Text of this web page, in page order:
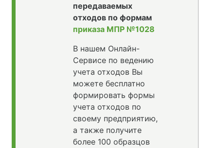
передаваемых
отходов по формам
приказа МПР №1028
В нашем Онлайн-
Сервисе по ведению
учета отходов Вы
можете бесплатно
формировать формы
учета отходов по
своему предприятию,
а также получите
более 100 образцов